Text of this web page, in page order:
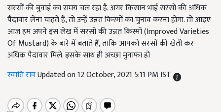
सरसों की बुवाई का समय चल रहा है. अगर किसान भाई सरसों की अधिक
पैदावार लेना चाहते हैं, तो उन्हें उन्नत किस्मों का चुनाव करना होगा. तो आइए
आज हम अपने इस लेख में सरसों की उन्नत किस्मों (Improved Varieties
Of Mustard) के बारे में बताते हैं, ताकि आपको सरसों की खेती कर
अधिक पैदावार मिले. इसके साथ ही अच्छा मुनाफा हो
स्वाति रावUpdated on 12 October, 2021 5:11 PM IST